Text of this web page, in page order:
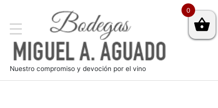
Nuestro compromiso y devoción por el vino
0